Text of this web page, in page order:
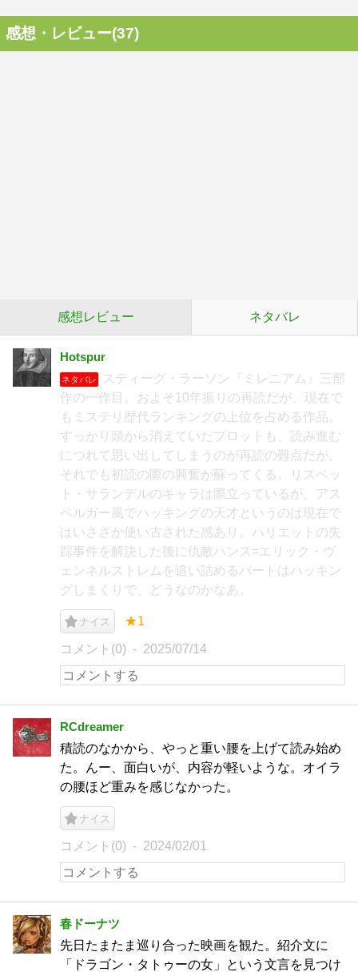
感想・レビュー(37)
感想レビュー ネタバレ
Hotspur
ネタバレ
スティーグ・ラーソン『ミレニアム』三部
作の一作目。およそ10年振りの再読だが、現在で
もミステリ歴代ランキングの上位を占める作品。
すっかり頭から消えていたプロットも、読み進む
につれて思い出してしまうのが再読の難点だが、
それでも初読の際の興奮が蘇ってくる。リスベッ
ト・サランデルのキャラは際立っているが、アス
ペルガー風でハッキングの天才というのは現在で
はいささか使い古された感あり。ハリエットの失
踪事件を解決した後に仇敵ハンス=エリック・ヴ
ェンネルストレムを追い詰めるパートはハッキン
グしまくりで、どうなのかなあ。
ナイス ★1
コメント(0) 2025/07/14
RCdreamer
積読のなかから、やっと重い腰を上げて読み始め
た。んー、面白いが、内容が軽いような。オイラ
の腰ほど重みを感じなかった。
ナイス
コメント(0) 2024/02/01
春ドーナツ
先日たまたま巡り合った映画を観た。紹介文に
「ドラゴン・タトゥーの女」という文言を見つけ